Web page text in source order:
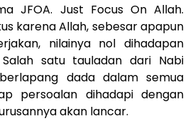
JFOA. Just Focus On Allah.
karena Allah, sebesar apapun
nilainya nol dihadapan
Salah satu tauladan dari Nabi
dada dalam semua
persoalan dihadapi dengan
akan lancar.